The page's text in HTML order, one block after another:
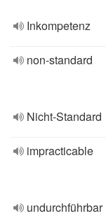
Inkompetenz
non-standard
Nicht-Standard
impracticable
undurchführbar